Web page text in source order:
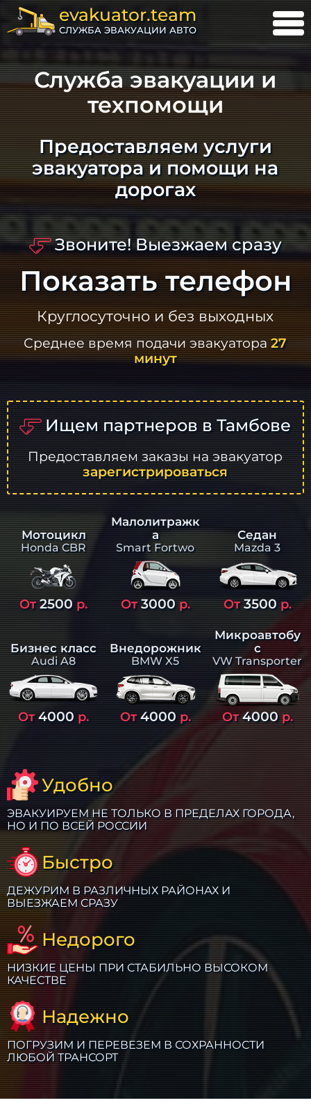
evakuator.team
СЛУЖБА ЭВАКУАЦИИ АВТО
Служба эвакуации и
техпомощи
Предоставляем услуги
эвакуатора и помощи на
дорогах
Звоните! Выезжаем сразу
Показать телефон
Круглосуточно и без выходных
Среднее время подачи эвакуатора27
минут
Ищем партнеров в Тамбове
Предоставляем заказы на эвакуатор
зарегистрироваться
Мотоцикл
Honda CBR
От2500р.
Малолитражк
а
Smart Fortwo
От3000р.
Седан
Mazda 3
От3500р.
Бизнес класс
Audi A8
От4000 р.
Внедорожник
BMW X5
От4000р.
Микроавтобу
с
VW Transporter
От4000р.
Удобно
ЭВАКУИРУЕМ НЕ ТОЛЬКО В ПРЕДЕЛАХ ГОРОДА,
НО И ПО ВСЕЙ РОССИИ
Быстро
ДЕЖУРИМ В РАЗЛИЧНЫХ РАЙОНАХ И
ВЫЕЗЖАЕМ СРАЗУ
Недорого
НИЗКИЕ ЦЕНЫ ПРИ СТАБИЛЬНО ВЫСОКОМ
КАЧЕСТВЕ
Надежно
ПОГРУЗИМ И ПЕРЕВЕЗЕМ В СОХРАННОСТИ
ЛЮБОЙ ТРАНСОРТ